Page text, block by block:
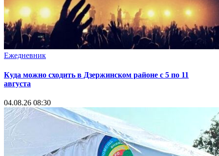
Ежедневник
Куда можно сходить в Дзержинском районе с 5 по 11
августа
04.08.26 08:30